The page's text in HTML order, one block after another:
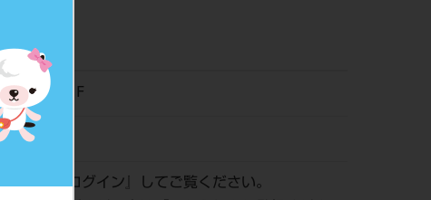
確認は『ログイン 』してご覧ください。